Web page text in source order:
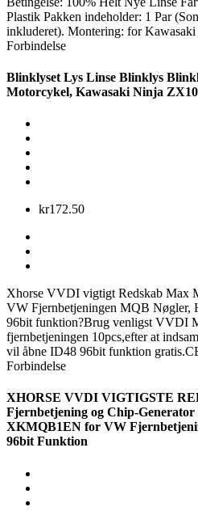
Plastik Pakken indeholder: 1 Par
inkluderet). Montering: for
Forbindelse
Blinklyset Lys Linse Blinklys
Motorcykel, Kawasaki Ninja
kr172.50
Xhorse VVDI vigtigt Redskab Max
VW Fjernbetjeningen MQB Nøgler,
96bit funktion?Brug venligst VVDI
fjernbetjeningen 10pcs,efter at
vil åbne ID48 96bit funktion
Forbindelse
XHORSE VVDI VIGTIGSTE
Fjernbetjening og Chip-Generator
XKMQB1EN for VW
96bit Funktion